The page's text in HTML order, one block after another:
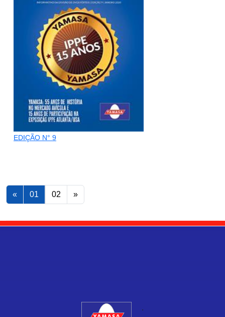
EDIÇÃO N° 9
« 01 02 »
.